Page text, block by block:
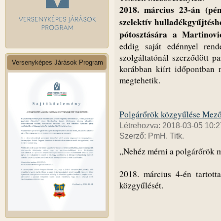
Versenyképes Járások Program
2018. március 23-án
szelektív
pótosztására a
eddig saját edénnyel
szolgáltatónál szerződött
korábban kiírt időpontban
megtehetik.
Polgárőrök közgyűlése
Létrehozva: 2018-03-05
Szerző: PmH. Titk.
„Nehéz mérni a polgárőrök
2018. március 4-én
közgyűlését.